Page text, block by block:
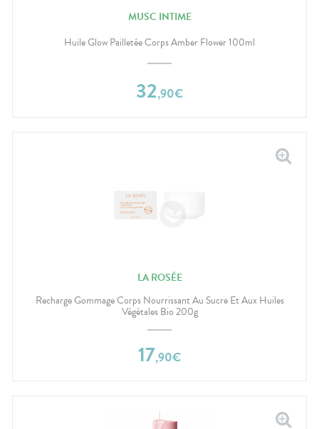
MUSC INTIME
Huile Glow Pailletée Corps Amber Flower 100ml
32,90€
LA ROSÉE
Recharge Gommage Corps Nourrissant Au Sucre Et Aux Huiles
Végétales Bio 200g
17,90€